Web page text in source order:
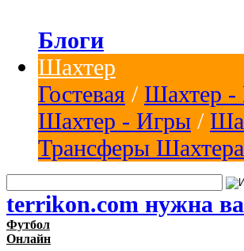
Блоги
Шахтер
Гостевая / Шахтер -
Шахтер - Игры /
Трансферы Шахтера
terrikon.com нужна
Футбол
Онлайн